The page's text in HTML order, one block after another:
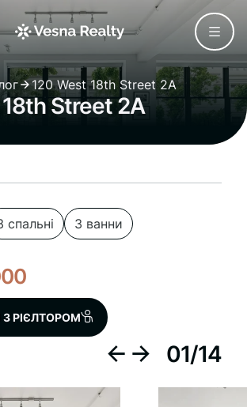
120 West 18th Street 2A
Street 2A
спальні 3 ванни
РІЄЛТОРОМ
01/14